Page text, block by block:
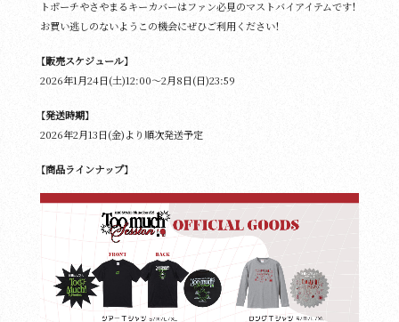
トポーチやさやまるキーカバーはファン必見のマストバイアイテムです！
お買い逃しのないようこの機会にぜひご利用ください！
【販売スケジュール】
2026年1月24日(土)12:00〜2月8日(日)23:59
【発送時期】
2026年2月13日(金)より順次発送予定
【商品ラインナップ】